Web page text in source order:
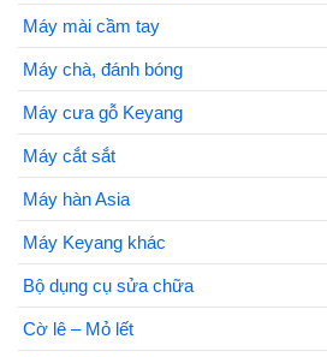
Máy mài cầm tay
Máy chà, đánh bóng
Máy cưa gỗ Keyang
Máy cắt sắt
Máy hàn Asia
Máy Keyang khác
Bộ dụng cụ sửa chữa
Cờ lê – Mỏ lết